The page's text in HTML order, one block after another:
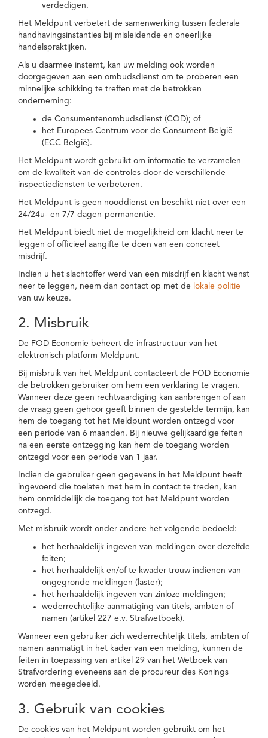
verdedigen.
Het Meldpunt verbetert de samenwerking tussen federale
handhavingsinstanties bij misleidende en oneerlijke
handelspraktijken.
Als u daarmee instemt, kan uw melding ook worden
doorgegeven aan een ombudsdienst om te proberen een
minnelijke schikking te treffen met de betrokken
onderneming:
de Consumentenombudsdienst (COD); of
het Europees Centrum voor de Consument België
(ECC België).
Het Meldpunt wordt gebruikt om informatie te verzamelen
om de kwaliteit van de controles door de verschillende
inspectiediensten te verbeteren.
Het Meldpunt is geen nooddienst en beschikt niet over een
24/24u- en 7/7 dagen-permanentie.
Het Meldpunt biedt niet de mogelijkheid om klacht neer te
leggen of officieel aangifte te doen van een concreet
misdrijf.
Indien u het slachtoffer werd van een misdrijf en klacht wenst
neer te leggen, neem dan contact op met de lokale politie
van uw keuze.
2. Misbruik
De FOD Economie beheert de infrastructuur van het
elektronisch platform Meldpunt.
Bij misbruik van het Meldpunt contacteert de FOD Economie
de betrokken gebruiker om hem een verklaring te vragen.
Wanneer deze geen rechtvaardiging kan aanbrengen of aan
de vraag geen gehoor geeft binnen de gestelde termijn, kan
hem de toegang tot het Meldpunt worden ontzegd voor
een periode van 6 maanden. Bij nieuwe gelijkaardige feiten
na een eerste ontzegging kan hem de toegang worden
ontzegd voor een periode van 1 jaar.
Indien de gebruiker geen gegevens in het Meldpunt heeft
ingevoerd die toelaten met hem in contact te treden, kan
hem onmiddellijk de toegang tot het Meldpunt worden
ontzegd.
Met misbruik wordt onder andere het volgende bedoeld:
het herhaaldelijk ingeven van meldingen over dezelfde
feiten;
het herhaaldelijk en/of te kwader trouw indienen van
ongegronde meldingen (laster);
het herhaaldelijk ingeven van zinloze meldingen;
wederrechtelijke aanmatiging van titels, ambten of
namen (artikel 227 e.v. Strafwetboek).
Wanneer een gebruiker zich wederrechtelijk titels, ambten of
namen aanmatigt in het kader van een melding, kunnen de
feiten in toepassing van artikel 29 van het Wetboek van
Strafvordering eveneens aan de procureur des Konings
worden meegedeeld.
3. Gebruik van cookies
De cookies van het Meldpunt worden gebruikt om het